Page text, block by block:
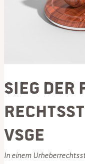
Sieg der
VSGE
In einem